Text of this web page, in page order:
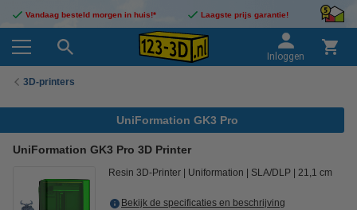
Vandaag besteld morgen in huis!* Laagste prijs garantie!
Inloggen
3D-printers
UniFormation GK3 Pro
UniFormation GK3 Pro 3D Printer
Resin 3D-Printer Uniformation SLA/DLP 21,1 cm
Bekijk de specificaties en beschrijving